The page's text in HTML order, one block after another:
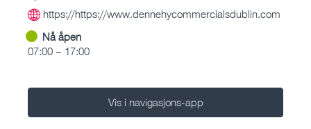
https://https://www.dennehycommercialsdublin.com
Nå åpen
07:00 – 17:00
Vis i navigasjons-app